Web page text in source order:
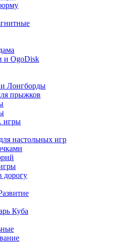
и OgoDisk
Лонгборды
прыжков
игры
настольных игр
дорогу
Куба